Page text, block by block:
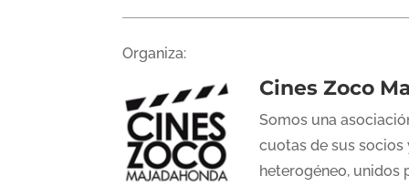
Organiza:
Cines Zoco
Somos una
cuotas de sus
heterogéneo,